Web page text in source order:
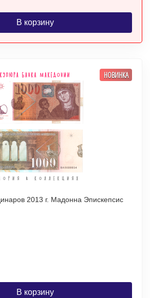
В корзину
НОВИНКА
2013 г. Мадонна Эпискепсис
В корзину